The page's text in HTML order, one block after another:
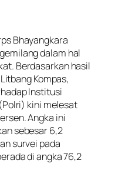
Bhayangkara
dalam hal
Berdasarkan hasil
Kompas,
Institusi
kini melesat
Angka ini
sebesar 6,2
survei pada
di angka 76,2